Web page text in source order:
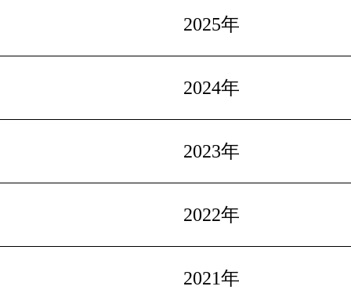
2025年
2024年
2023年
2022年
2021年